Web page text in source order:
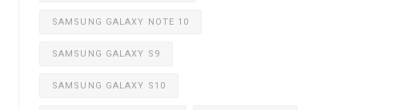
SAMSUNG GALAXY NOTE 10
SAMSUNG GALAXY S9
SAMSUNG GALAXY S10